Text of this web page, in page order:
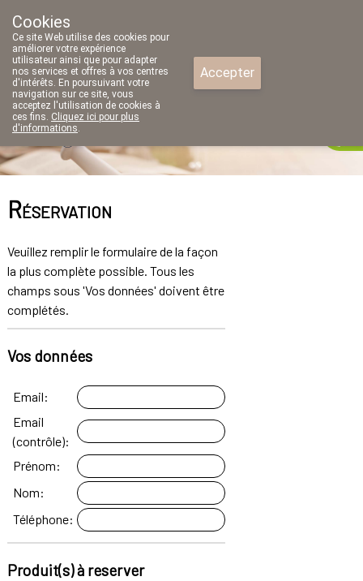
Réservation
Veuillez remplir le formulaire de la façon
la plus complète possible. Tous les
champs sous 'Vos données' doivent être
complétés.
Vos données
Email:
Email
(contrôle):
Prénom:
Nom:
Téléphone:
Produit(s) à reserver
Cookies
Ce site Web utilise des cookies pour
améliorer votre expérience
utilisateur ainsi que pour adapter
nos services et offres à vos centres
d'intérêts. En poursuivant votre
navigation sur ce site, vous
acceptez l'utilisation de cookies à
ces fins. Cliquez ici pour plus
d'informations.
Accepter